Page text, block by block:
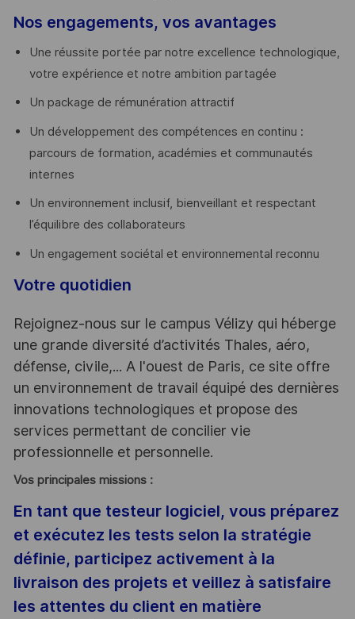
Nos engagements, vos avantages
Une réussite portée par notre excellence technologique,
votre expérience et notre ambition partagée
Un package de rémunération attractif
Un développement des compétences en continu :
parcours de formation, académies et communautés
internes
Un environnement inclusif, bienveillant et respectant
l’équilibre des collaborateurs
Un engagement sociétal et environnemental reconnu
Votre quotidien
Rejoignez-nous sur le campus Vélizy qui héberge
une grande diversité d’activités Thales, aéro,
défense, civile,... A l'ouest de Paris, ce site offre
un environnement de travail équipé des dernières
innovations technologiques et propose des
services permettant de concilier vie
professionnelle et personnelle.
Vos principales missions :
En tant que testeur logiciel, vous préparez
et exécutez les tests selon la stratégie
définie, participez activement à la
livraison des projets et veillez à satisfaire
les attentes du client en matière